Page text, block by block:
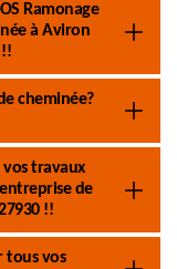
Ramonage
à Aviron
cheminée?
vos travaux
de
!!
tous vos